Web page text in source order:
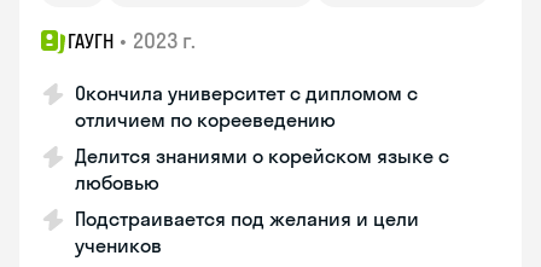
ГАУГН • 2023 г.
Окончила университет с дипломом с
отличием по корееведению
Делится знаниями о корейском языке с
любовью
Подстраивается под желания и цели
учеников